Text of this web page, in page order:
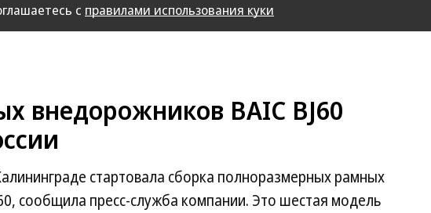
с правилами использования куки
внедорожников BAIC BJ60
стартовала сборка полноразмерных рамных
сообщила пресс-служба компании. Это шестая модель